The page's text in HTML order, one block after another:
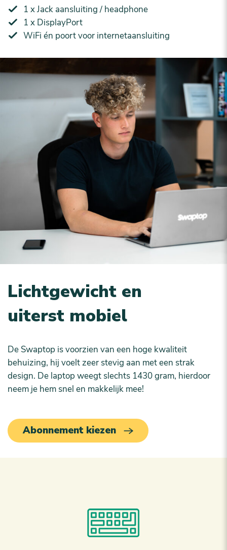
1 x Jack aansluiting / headphone
1 x DisplayPort
WiFi én poort voor internetaansluiting
Lichtgewicht en
uiterst mobiel
De Swaptop is voorzien van een hoge kwaliteit
behuizing, hij voelt zeer stevig aan met een strak
design. De laptop weegt slechts 1430 gram, hierdoor
neem je hem snel en makkelijk mee!
Abonnement kiezen